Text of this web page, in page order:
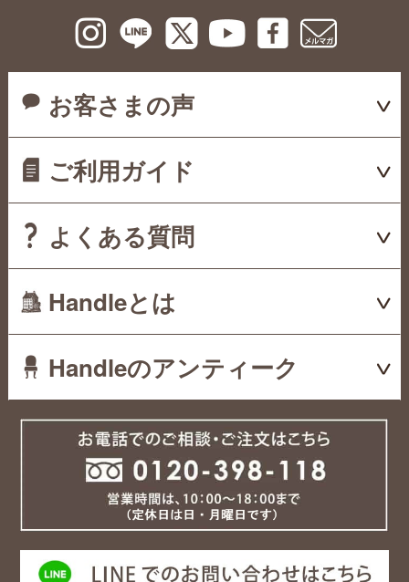
お客さまの声
ご利用ガイド
よくある質問
Handleとは
Handleのアンティーク